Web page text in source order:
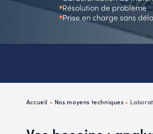
Résolution de problème
Prise en charge sans
Accueil • Nos moyens techniques •